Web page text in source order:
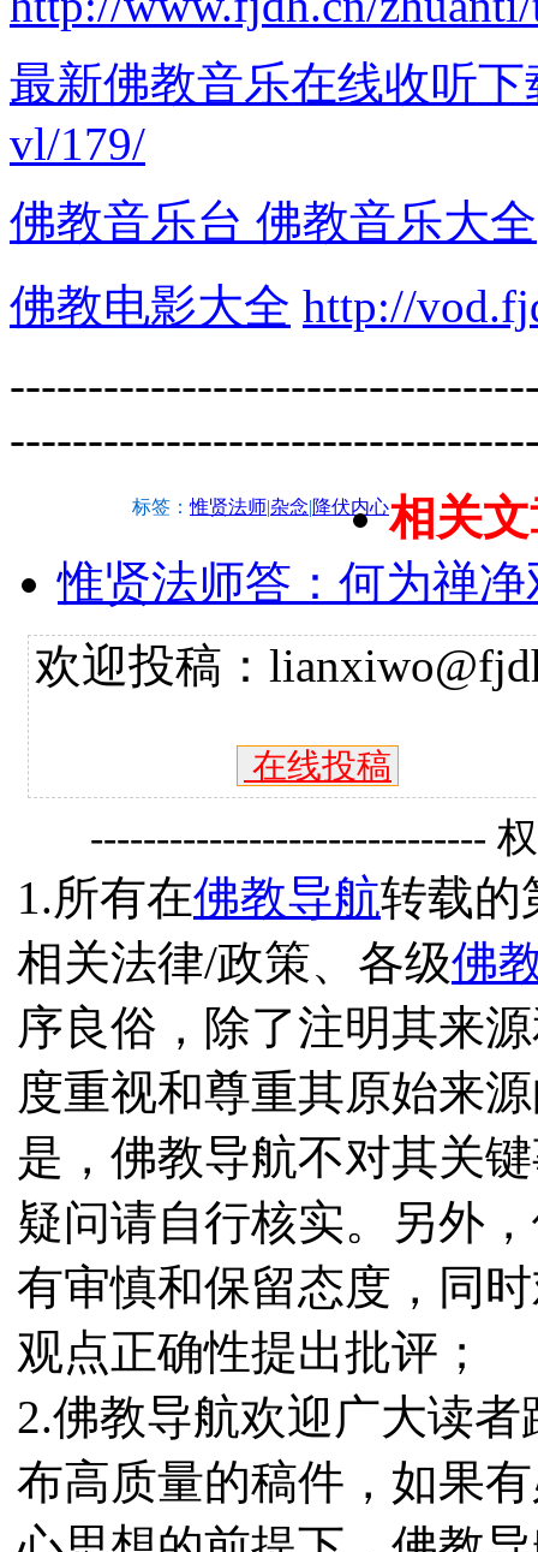
最新佛教音乐在线收听下
vl/179/
佛教音乐台 佛教音乐大全
佛教电影大全 http://
标签：惟贤法师|杂念|降伏内心相关
惟贤法师答：何为禅
欢迎投稿：
在线投稿
------------------------------
1.所有在佛教导航转载的
相关法律/政策、各级佛
序良俗，除了注明其来
度重视和尊重其原始来
是，佛教导航不对其关
疑问请自行核实。另外
有审慎和保留态度，同
观点正确性提出批评；
2.佛教导航欢迎广大读
布高质量的稿件，如果